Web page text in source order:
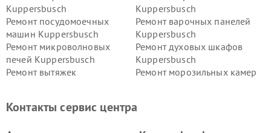
Kuppersbusch
Kuppersbusch
Ремонт посудомоечных
машин Kuppersbusch
Ремонт варочных панелей
Kuppersbusch
Ремонт микроволновых
печей Kuppersbusch
Ремонт духовых шкафов
Kuppersbusch
Ремонт вытяжек
Ремонт морозильных камер
Kuppersbusch
вакуумных упаковщиков
Контакты сервис центра